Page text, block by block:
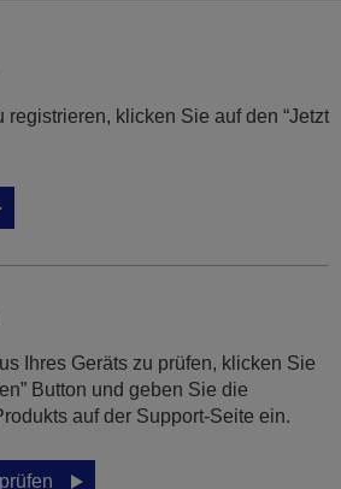
registrieren, klicken Sie auf den “Jetzt
Ihres Geräts zu prüfen, klicken Sie
Button und geben Sie die
auf der Support-Seite ein.